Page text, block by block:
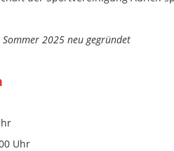
2025 neu gegründet
Uhr